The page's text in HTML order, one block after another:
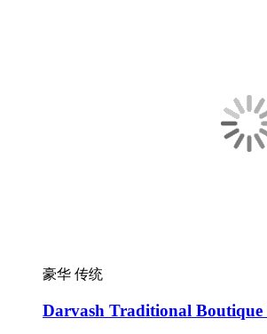
豪华 传统
Darvash Traditional Boutique